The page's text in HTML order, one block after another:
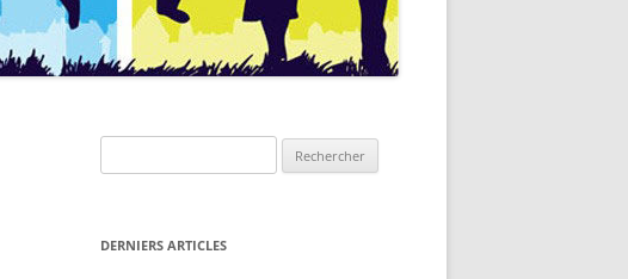
DERNIERS ARTICLES